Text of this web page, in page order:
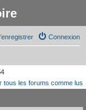
Connexion
tous les forums comme lus